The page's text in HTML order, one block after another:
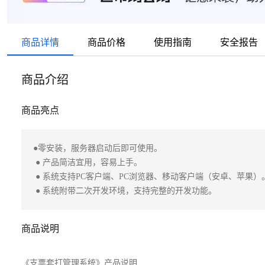
商品详情 商品价格 使用指南 安全报告
商品介绍
商品亮点
●零安装，服务器启动后即可使用。
● 系统附带二次开发环境，支持完整的开发功能。
商品说明
《支票套打管理系统》产品说明